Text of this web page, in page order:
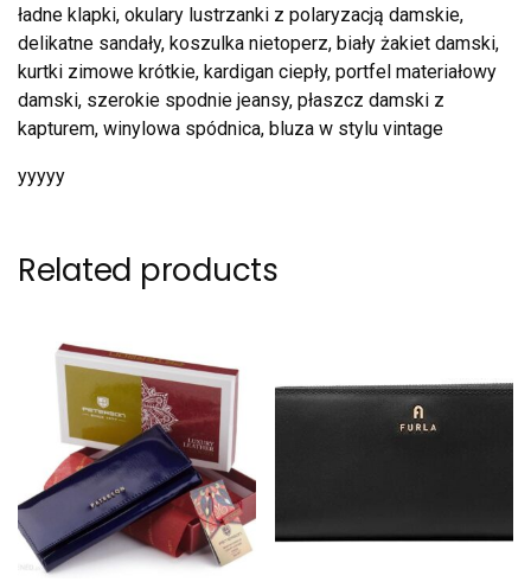
ładne klapki, okulary lustrzanki z polaryzacją damskie,
delikatne sandały, koszulka nietoperz, biały żakiet damski,
kurtki zimowe krótkie, kardigan ciepły, portfel materiałowy
damski, szerokie spodnie jeansy, płaszcz damski z
kapturem, winylowa spódnica, bluza w stylu vintage
yyyyy
Related products